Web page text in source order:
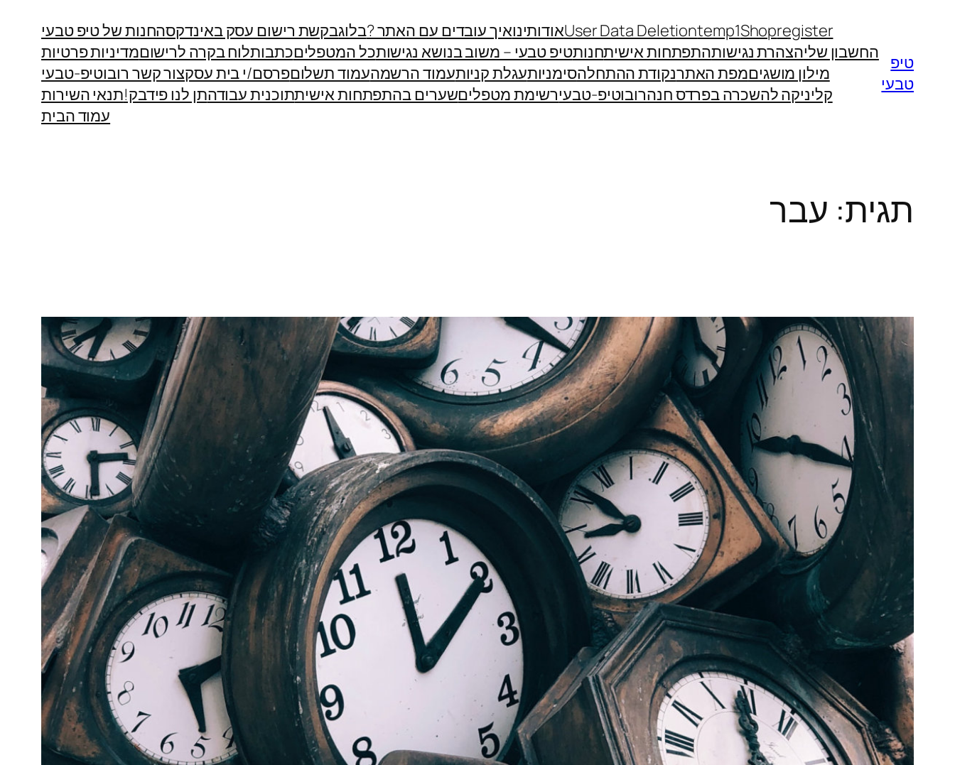
טיפ
טבעי
register
Shop
temp1
User Data Deletionאודותינואיך עובדים עם האתר ?בלוגבקשת רישום עסק באינדקסהחנות של טיפ טבעי
החשבון שליהצהרת נגישותהתפתחות אישיתחנותטיפ טבעי – משוב בנושא נגישותכל המטפליםכתבותלוח בקרה לרישוםמדיניות פרטיות
מילון מושגיםמפת האתרנקודת ההתחלהסימניותעגלת קניותעמוד הרשמהעמוד תשלוםפרסם/י בית עסקצור קשר רובוטיפ-טבעי
קליניקה להשכרה בפרדס חנהרובוטיפ-טבעירשימת מטפליםשערים בהתפתחות אישיתתוכנית עבודהתן לנו פידבק!תנאי השירות
עמוד הבית
תגית: עבר